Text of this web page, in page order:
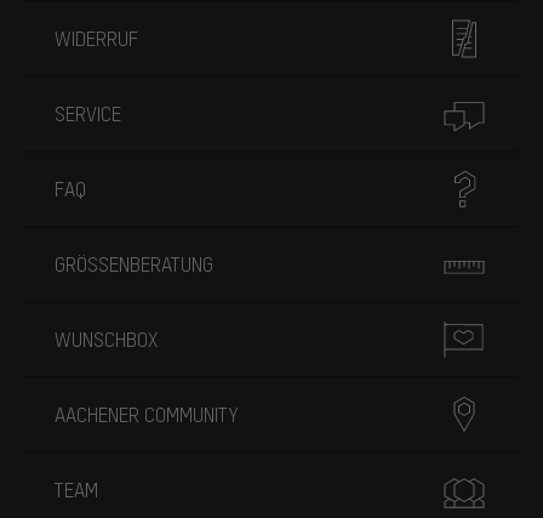
WIDERRUF
SERVICE
FAQ
GRÖSSENBERATUNG
WUNSCHBOX
AACHENER COMMUNITY
TEAM